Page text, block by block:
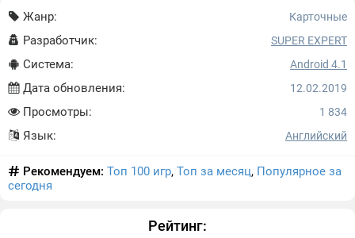
Жанр: Карточные
Разработчик: SUPER EXPERT
Система: Android 4.1
Дата обновления: 12.02.2019
Просмотры: 1 834
Язык: Английский
Рекомендуем: Топ 100 игр, Топ за месяц, Популярное за
сегодня
Рейтинг: